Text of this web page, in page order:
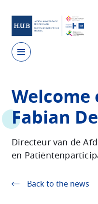
main
content
Welcome
Fabian
Directeur van de
en
Back to the news